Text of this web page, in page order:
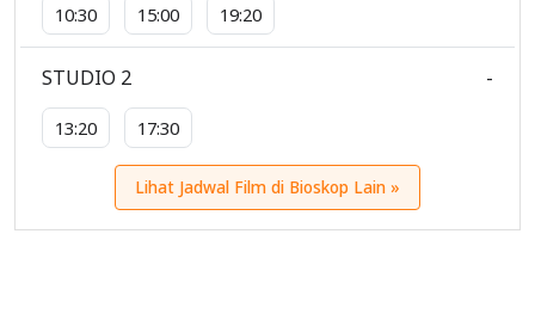
10:30 15:00 19:20
STUDIO 2
13:20 17:30
-
Lihat Jadwal Film di Bioskop Lain »